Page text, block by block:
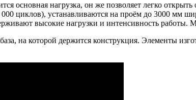
основная нагрузка, он же позволяет легко
циклов), устанавливаются на проём до 3000 мм
высокие нагрузки и интенсивность
на которой держится конструкция. Элементы